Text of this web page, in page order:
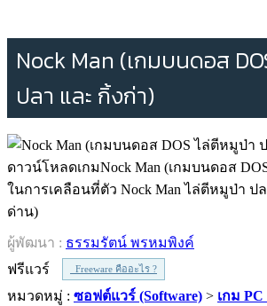
Nock Man (เกมบนดอส
ปลา และ กิ้งก่า)
ดาวน์โหลดเกมNock Man (เกมบนดอส
ในการเคลือนที่ตัว Nock Man ไล่ตีหมูป่า ป
ด่าน)
ผู้พัฒนา : ธรรมรัตน์ พรหมพิงค์
ฟรีแวร์
Freeware คืออะไร ?
หมวดหมู่ : ซอฟต์แวร์ (Software) > เกม